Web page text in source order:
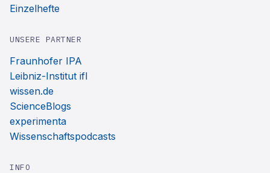
Einzelhefte
UNSERE PARTNER
Fraunhofer IPA
Leibniz-Institut ifl
wissen.de
ScienceBlogs
experimenta
Wissenschaftspodcasts
INFO